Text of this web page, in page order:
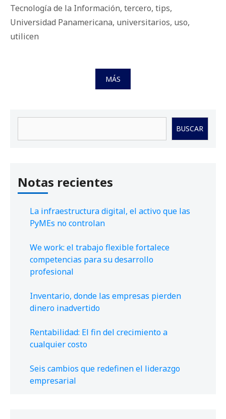
Tecnología de la Información, tercero, tips,
Universidad Panamericana, universitarios, uso,
utilicen
MÁS
BUSCAR
Notas recientes
La infraestructura digital, el activo que las
PyMEs no controlan
We work: el trabajo flexible fortalece
competencias para su desarrollo
profesional
Inventario, donde las empresas pierden
dinero inadvertido
Rentabilidad: El fin del crecimiento a
cualquier costo
Seis cambios que redefinen el liderazgo
empresarial